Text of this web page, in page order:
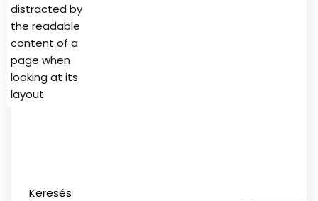
distracted by
the readable
content of a
page when
looking at its
layout.
Keresés